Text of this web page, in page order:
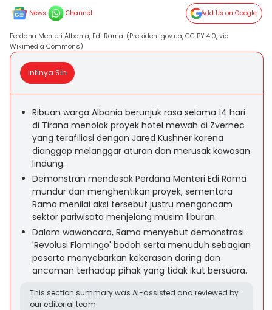
News Channel Add Us on Google
Perdana Menteri Albania, Edi Rama. (President.gov.ua, CC BY 4.0, via
Wikimedia Commons)
Intinya Sih
Ribuan warga Albania berunjuk rasa selama 14 hari
di Tirana menolak proyek hotel mewah di Zvernec
yang terafiliasi dengan Jared Kushner karena
dianggap melanggar aturan dan merusak kawasan
lindung.
Demonstran mendesak Perdana Menteri Edi Rama
mundur dan menghentikan proyek, sementara
Rama menilai aksi tersebut justru mengancam
sektor pariwisata menjelang musim liburan.
Dalam wawancara, Rama menyebut demonstrasi
'Revolusi Flamingo' bodoh serta menuduh sebagian
peserta menyebarkan kekerasan daring dan
ancaman terhadap pihak yang tidak ikut bersuara.
This section summary was AI-assisted and reviewed by
our editorial team.